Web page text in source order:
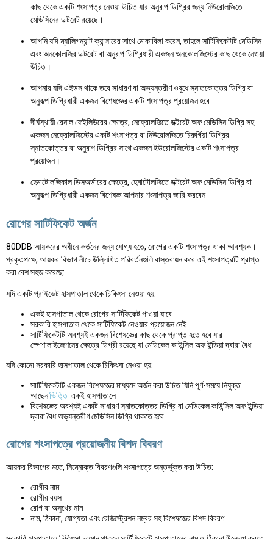
কাছ থেকে একটি শংসাপত্র নেওয়া উচিত যার অনুরূপ ডিগ্রির জন্য নিউরোলজিতে
মেডিসিনের ডক্টরেট রয়েছে।
আপনি যদি ম্যালিগন্যান্ট ক্যান্সারের সাথে মোকাবিলা করেন, তাহলে সার্টিফিকেটটি মেডিসিন
এবং অনকোলজির ডক্টরেট বা অনুরূপ ডিগ্রিধারী একজন অনকোলজিস্টের কাছ থেকে নেওয়া
উচিত।
আপনার যদি এইডস থাকে তবে সাধারণ বা অভ্যন্তরীণ ওষুধে স্নাতকোত্তর ডিগ্রি বা
অনুরূপ ডিগ্রিধারী একজন বিশেষজ্ঞের একটি শংসাপত্র প্রয়োজন হবে
দীর্ঘস্থায়ী রেনাল ফেইলিউরের ক্ষেত্রে, নেফ্রোলজিতে ডক্টরেট অফ মেডিসিন ডিগ্রি সহ
একজন নেফ্রোলজিস্টের একটি শংসাপত্র বা নিউরোলজিতে চিরুর্গিয়া ডিগ্রির
স্নাতকোত্তর বা অনুরূপ ডিগ্রির সাথে একজন ইউরোলজিস্টের একটি শংসাপত্র
প্রয়োজন।
হেমাটোলজিকাল ডিসঅর্ডারের ক্ষেত্রে, হেমাটোলজিতে ডক্টরেট অফ মেডিসিন ডিগ্রি বা
অনুরূপ ডিগ্রিধারী একজন বিশেষজ্ঞ আপনার শংসাপত্র জারি করবেন
রোগের সার্টিফিকেট অর্জন
80DDB আয়করের অধীনে কর্তনের জন্য যোগ্য হতে, রোগের একটি শংসাপত্র থাকা আবশ্যক।
প্রকৃতপক্ষে, আয়কর বিভাগ নীচে উল্লিখিত পরিবর্তনগুলি বাস্তবায়ন করে এই শংসাপত্রটি প্রাপ্ত
করা বেশ সহজ করেছে:
যদি একটি প্রাইভেট হাসপাতাল থেকে চিকিৎসা নেওয়া হয়:
একই হাসপাতাল থেকে রোগের সার্টিফিকেট পাওয়া যাবে
সরকারি হাসপাতাল থেকে সার্টিফিকেট নেওয়ার প্রয়োজন নেই
সার্টিফিকেটটি অবশ্যই একজন বিশেষজ্ঞের কাছ থেকে প্রাপ্ত হতে হবে যার
স্পেশালাইজেশনের ক্ষেত্রে ডিগ্রী রয়েছে যা মেডিকেল কাউন্সিল অফ ইন্ডিয়া দ্বারা বৈধ
যদি কোনো সরকারি হাসপাতাল থেকে চিকিৎসা নেওয়া হয়:
সার্টিফিকেটটি একজন বিশেষজ্ঞের মাধ্যমে অর্জন করা উচিত যিনি পূর্ণ-সময়ে নিযুক্ত
আছেনভিত্তি একই হাসপাতালে
বিশেষজ্ঞের অবশ্যই একটি সাধারণ স্নাতকোত্তর ডিগ্রি বা মেডিকেল কাউন্সিল অফ ইন্ডিয়া
দ্বারা বৈধ অভ্যন্তরীণ মেডিসিন ডিগ্রি থাকতে হবে
রোগের শংসাপত্রে প্রয়োজনীয় বিশদ বিবরণ
আয়কর বিভাগের মতে, নিম্নোক্ত বিবরণগুলি শংসাপত্রে অন্তর্ভুক্ত করা উচিত:
রোগীর নাম
রোগীর বয়স
রোগ বা অসুখের নাম
নাম, ঠিকানা, যোগ্যতা এবং রেজিস্ট্রেশন নম্বর সহ বিশেষজ্ঞের বিশদ বিবরণ